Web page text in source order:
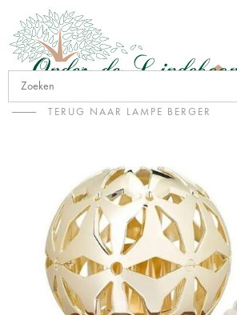
TERUG NAAR LAMPE BERGER